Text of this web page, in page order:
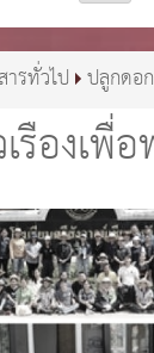
รืองเพื่
ารทั่วไป ปลูกดอ